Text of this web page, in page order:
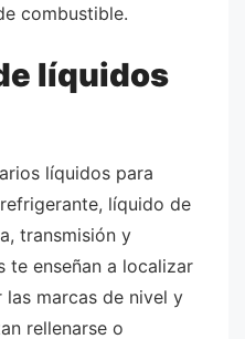
combustible.
líquidos
líquidos para
líquido de
transmisión y
te enseñan a localizar
marcas de nivel y
rellenarse o